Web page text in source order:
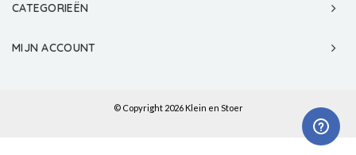
CATEGORIEËN
MIJN ACCOUNT
© Copyright 2026 Klein en Stoer